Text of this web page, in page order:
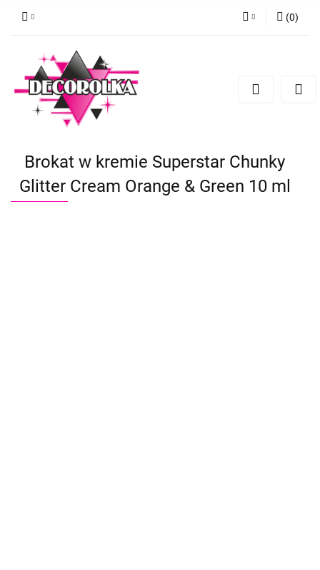
Dodaj zgłoszenie
(0)
Brokat w kremie Superstar Chunky
Glitter Cream Orange & Green 10 ml